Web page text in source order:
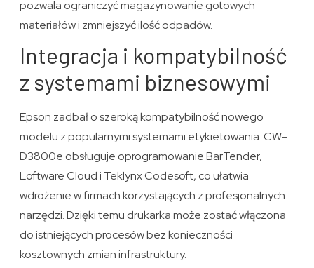
pozwala ograniczyć magazynowanie gotowych
materiałów i zmniejszyć ilość odpadów.
Integracja i kompatybilność
z systemami biznesowymi
Epson zadbał o szeroką kompatybilność nowego
modelu z popularnymi systemami etykietowania. CW-
D3800e obsługuje oprogramowanie BarTender,
Loftware Cloud i Teklynx Codesoft, co ułatwia
wdrożenie w firmach korzystających z profesjonalnych
narzędzi. Dzięki temu drukarka może zostać włączona
do istniejących procesów bez konieczności
kosztownych zmian infrastruktury.